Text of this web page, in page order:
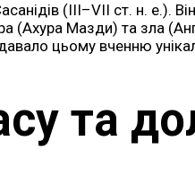
(III–VII ст. н. е.).
(Ахура Мазди) та зла
цьому вченню
та